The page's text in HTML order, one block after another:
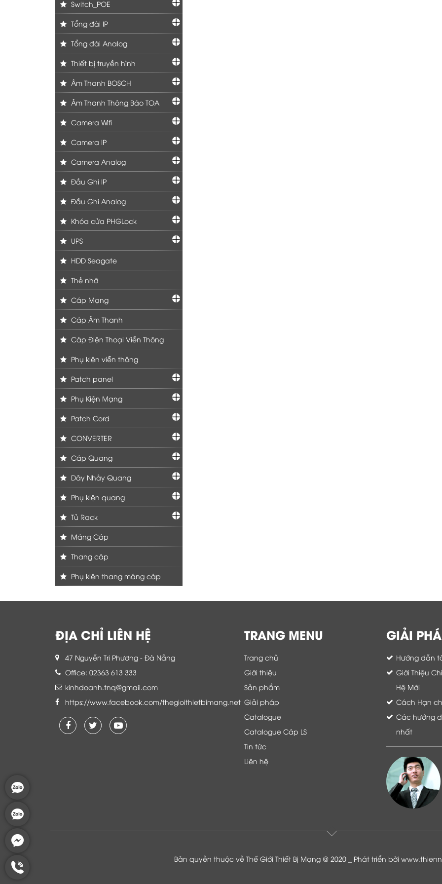
Switch_POE
Tổng đài IP
Tổng đài Analog
Thiết bị truyền hình
Âm Thanh BOSCH
Âm Thanh Thông Báo TOA
Camera Wifi
Camera IP
Camera Analog
Đầu Ghi IP
Đầu Ghi Analog
Khóa cửa PHGLock
UPS
HDD Seagate
Thẻ nhớ
Cáp Mạng
Cáp Âm Thanh
Cáp Điện Thoại Viễn Thông
Phụ kiện viễn thông
Patch panel
Phụ Kiện Mạng
Patch Cord
CONVERTER
Cáp Quang
Dây Nhảy Quang
Phụ kiện quang
Tủ Rack
Máng Cáp
Thang cáp
Phụ kiện thang máng cáp
ĐỊA CHỈ LIÊN HỆ
47 Nguyễn Tri Phương - Đà Nẵng
Office: 02363 613 333
kinhdoanh.tnq@gmail.com
https://www.facebook.com/thegioithietbimang.net
TRANG MENU
Trang chủ
Giới thiệu
Sản phẩm
Giải pháp
Catalogue
Catalogue Cáp LS
Tin tức
Liên hệ
GIẢI
Hướng dẫn
Giới Thiệu
Hệ Mới
Cách Hạn
Các hướng
nhất
tâm và tin tưởng đội ngũ kỹ thuật, chăm
sóc khách hàng luôn hỗ trợ khách hàng
Là khách hàng đang sử dụng dịch vụ của
Bản quyền thuộc về Thế Giới Thiết Bị Mạng @ 2020 _ Phát triển bởi